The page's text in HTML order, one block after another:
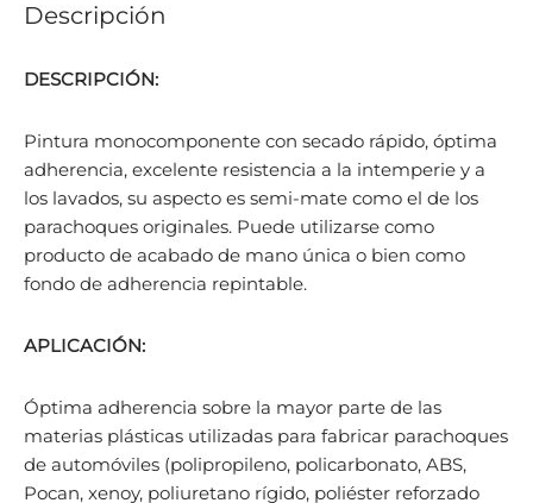
Descripción
DESCRIPCIÓN:
Pintura monocomponente con secado rápido, óptima
adherencia, excelente resistencia a la intemperie y a
los lavados, su aspecto es semi-mate como el de los
parachoques originales. Puede utilizarse como
producto de acabado de mano única o bien como
fondo de adherencia repintable.
APLICACIÓN:
Óptima adherencia sobre la mayor parte de las
materias plásticas utilizadas para fabricar parachoques
de automóviles (polipropileno, policarbonato, ABS,
Pocan, xenoy, poliuretano rígido, poliéster reforzado